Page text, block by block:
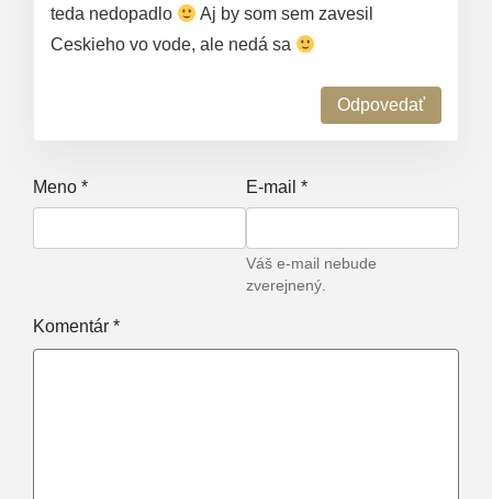
teda nedopadlo
Aj by som sem zavesil
Ceskieho vo vode, ale nedá sa
Odpovedať
Meno * E-mail *
Váš e-mail nebude
zverejnený.
Komentár *